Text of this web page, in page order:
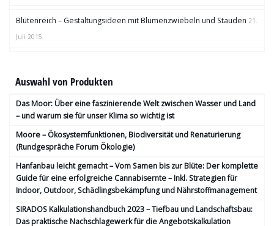
Blütenreich – Gestaltungsideen mit Blumenzwiebeln und Stauden 21.
Juli 2015
Auswahl von Produkten
Das Moor: Über eine faszinierende Welt zwischen Wasser und Land
– und warum sie für unser Klima so wichtig ist
Moore – Ökosystemfunktionen, Bio­diversität und Renaturierung
(Rundgespräche Forum Ökologie)
Hanfanbau leicht gemacht – Vom Samen bis zur Blüte: Der komplette
Guide für eine erfolgreiche Cannabisernte – Inkl. Strategien für
Indoor, Outdoor, Schädlingsbekämpfung und Nährstoffmanagement
SIRADOS Kalkulationshandbuch 2023 – Tiefbau und Landschaftsbau:
Das praktische Nachschlagewerk für die Angebotskalkulation